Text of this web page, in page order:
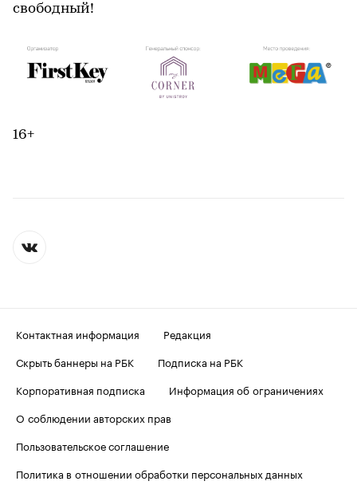
свободный!
16+
Контактная информация
Редакция
Скрыть баннеры на РБК
Подписка на РБК
Корпоративная подписка
Информация об ограничениях
О соблюдении авторских прав
Пользовательское соглашение
Политика в отношении обработки персональных данных